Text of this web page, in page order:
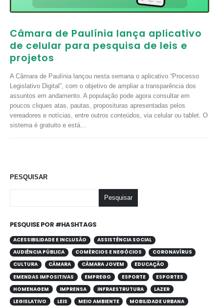
Câmara de Paulínia lança aplicativo
de celular para pesquisa de leis e
projetos
A Câmara de Paulínia lançou nesta semana o aplicativo “Processo
Legislativo Digital”, com o objetivo de ampliar a transparência dos
assuntos em andamento. A população pode agora consultar em
poucos cliques atas, pautas, proposituras apresentadas pelos
vereadores e notícias, entre outros conteúdos, via celular ou tablet. O
sistema é gratuito e está...
PESQUISAR
Pesquisar
PESQUISE POR #HASHTAGS
ACESSIBILIDADE E INCLUSÃO
ASSISTÊNCIA SOCIAL
AUDIÊNCIA PÚBLICA
COMÉRCIOS E NEGÓCIOS
CORONAVÍRUS
CULTURA
CÂMARA CÂMARA JOVEM
EDUCAÇÃO
EMENDAS IMPOSITIVAS
EMPREGO ESPORTE
ESPORTES
HOMENAGEM
IMPRENSA INFRAESTRUTURA
LAZER
LEGISLATIVO
LEIS MEIO AMBIENTE
MOBILIDADE URBANA